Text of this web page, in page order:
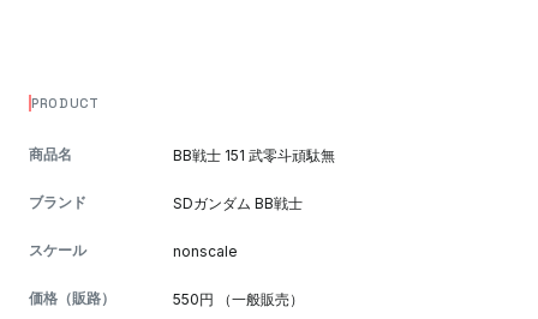
PRODUCT
商品名 BB戦士 151 武零斗頑駄無
ブランド SDガンダム BB戦士
スケール nonscale
価格（販路） 550円 （一般販売）